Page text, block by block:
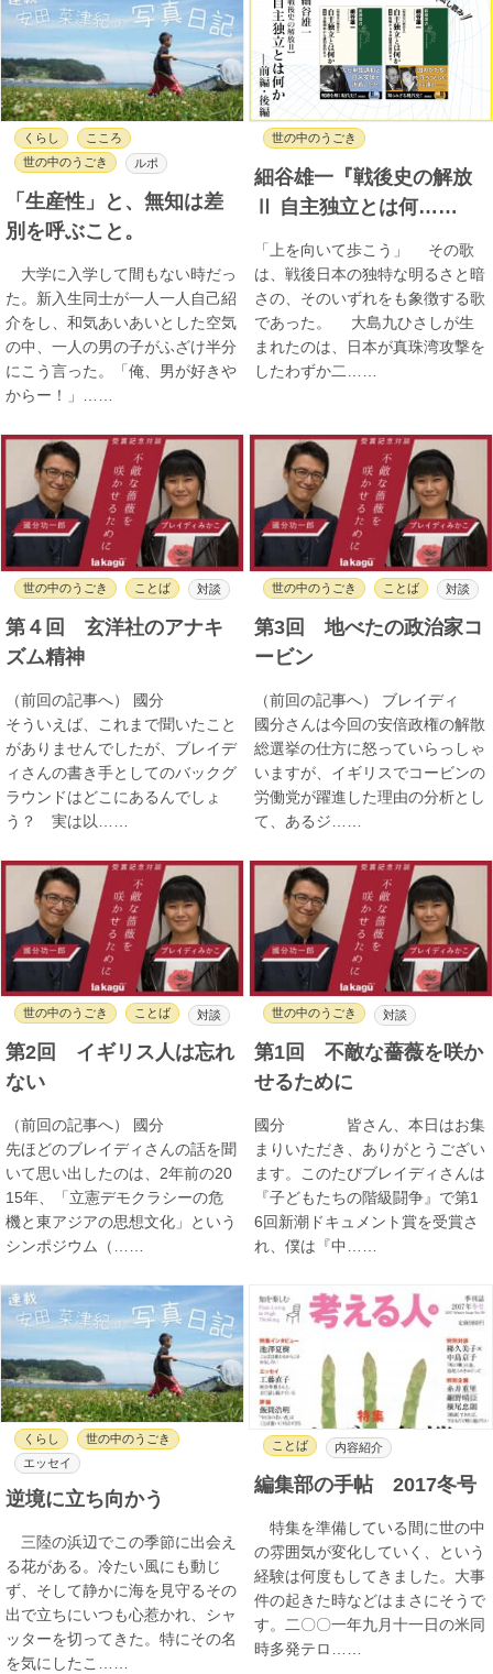
くらし
こころ
世の中のうごき
ルポ
「生産性」と、無知は差
別を呼ぶこと。
大学に入学して間もない時だっ
た。新入生同士が一人一人自己紹
介をし、和気あいあいとした空気
の中、一人の男の子がふざけ半分
にこう言った。「俺、男が好きや
からー！」……
世の中のうごき
細谷雄一『戦後史の解放
Ⅱ 自主独立とは何……
「上を向いて歩こう」 その歌
は、戦後日本の独特な明るさと暗
さの、そのいずれをも象徴する歌
であった。 大島九ひさしが生
まれたのは、日本が真珠湾攻撃を
したわずか二……
世の中のうごき ことば 対談
第４回 玄洋社のアナキ
ズム精神
（前回の記事へ） 國分
そういえば、これまで聞いたこと
がありませんでしたが、ブレイデ
ィさんの書き手としてのバックグ
ラウンドはどこにあるんでしょ
う？ 実は以……
世の中のうごき ことば 対談
第3回 地べたの政治家コ
ービン
（前回の記事へ） ブレイディ
國分さんは今回の安倍政権の解散
総選挙の仕方に怒っていらっしゃ
いますが、イギリスでコービンの
労働党が躍進した理由の分析とし
て、あるジ……
世の中のうごき ことば 対談
第2回 イギリス人は忘れ
ない
（前回の記事へ） 國分
先ほどのブレイディさんの話を聞
いて思い出したのは、2年前の20
15年、「立憲デモクラシーの危
機と東アジアの思想文化」という
シンポジウム（……
世の中のうごき 対談
第1回 不敵な薔薇を咲か
せるために
國分 皆さん、本日はお集
まりいただき、ありがとうござい
ます。このたびブレイディさんは
『子どもたちの階級闘争』で第1
6回新潮ドキュメント賞を受賞さ
れ、僕は『中……
くらし
世の中のうごき
エッセイ
逆境に立ち向かう
三陸の浜辺でこの季節に出会え
る花がある。冷たい風にも動じ
ず、そして静かに海を見守るその
出で立ちにいつも心惹かれ、シャ
ッターを切ってきた。特にその名
を気にしたこ……
ことば 内容紹介
編集部の手帖 2017冬号
特集を準備している間に世の中
の雰囲気が変化していく、という
経験は何度もしてきました。大事
件の起きた時などはまさにそうで
す。二〇〇一年九月十一日の米同
時多発テロ……